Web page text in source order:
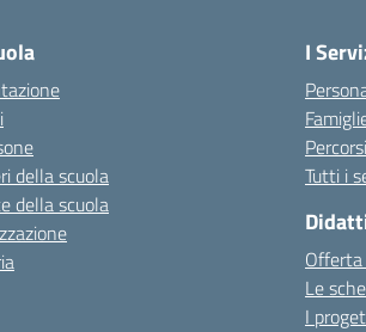
della scuola
della scuola
I
Tutti i
Le
I